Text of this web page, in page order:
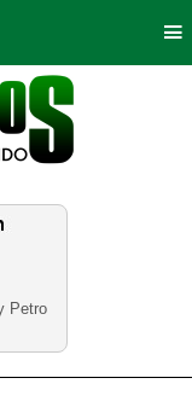
Petro